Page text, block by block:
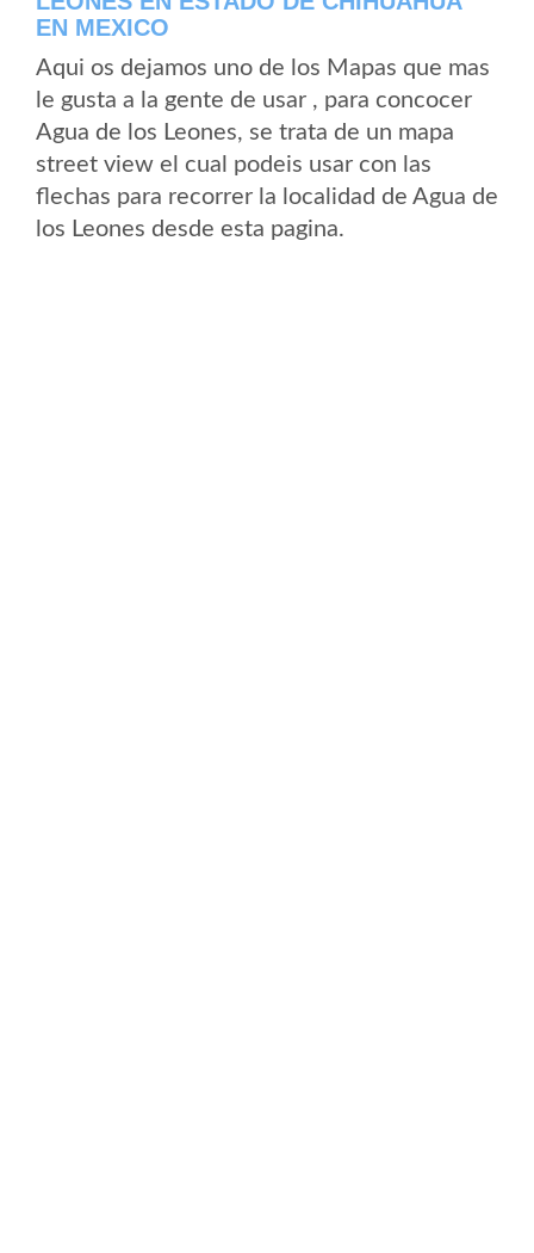
EN MEXICO
Aqui os dejamos uno de los Mapas que mas
le gusta a la gente de usar , para concocer
Agua de los Leones, se trata de un mapa
street view el cual podeis usar con las
flechas para recorrer la localidad de Agua de
los Leones desde esta pagina.